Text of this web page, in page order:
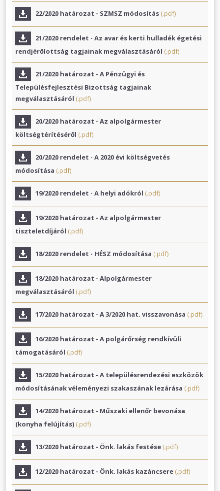
22/2020 határozat - SZMSZ módosítás (.pdf)
21/2020 rendelet - Az avar és kerti hulladék égetési
rendjérőlottság tagjainak megválasztásáról (.pdf)
21/2020 határozat - A Pénzügyi és
Településfejlesztési Bizottság tagjainak
megválasztásáról (.pdf)
20/2020 határozat - Az alpolgármester
költségtérítéséről (.pdf)
20/2020 rendelet - A 2020 évi költségvetés
módosítása (.pdf)
19/2020 rendelet - A helyi adókról (.pdf)
19/2020 határozat - Az alpolgármester
tiszteletdíjáról (.pdf)
18/2020 rendelet - HÉSZ módosítása (.pdf)
18/2020 határozat - Alpolgármester
megválasztásáról (.pdf)
17/2020 határozat - A 3/2020 hat. visszavonása (.pdf)
16/2020 határozat - A polgárőrség rendkívüli
támogatásáról (.pdf)
15/2020 határozat - A településrendezési eszközök
módosításának véleményezi szakaszának lezárása (.pdf)
14/2020 határozat - Műszaki ellenőr bevonása
(konyha felújítás) (.pdf)
13/2020 határozat - Önk. lakás festése (.pdf)
12/2020 határozat - Önk. lakás kazáncsere (.pdf)